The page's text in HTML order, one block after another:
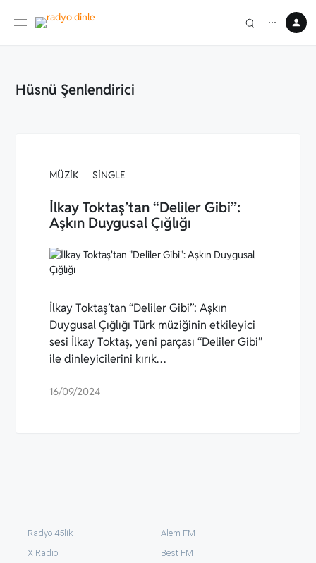
⋯
Hüsnü Şenlendirici
MÜZIK SINGLE
İlkay Toktaş’tan “Deliler Gibi”:
Aşkın Duygusal Çığlığı
İlkay Toktaş’tan “Deliler Gibi”: Aşkın
Duygusal Çığlığı Türk müziğinin etkileyici
sesi İlkay Toktaş, yeni parçası “Deliler Gibi”
ile dinleyicilerini kırık…
16/09/2024
Radyo 45lik
X Radio
Alem FM
Best FM